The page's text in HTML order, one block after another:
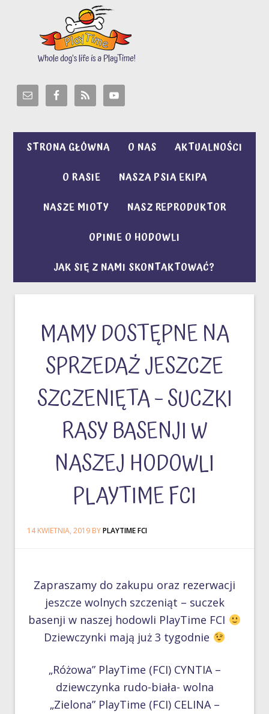
STRONA GŁÓWNA O NAS
AKTUALNOŚCI
O RASIE
NASZA PSIA EKIPA
NASZE MIOTY
NASZ REPRODUKTOR
OPINIE O HODOWLI
JAK SIĘ Z NAMI SKONTAKTOWAĆ?
MAMY DOSTĘPNE NA
SPRZEDAŻ JESZCZE
SZCZENIĘTA – SUCZKI
RASY BASENJI W
NASZEJ HODOWLI
PLAYTIME FCI
14 KWIETNIA, 2019 BYPLAYTIME FCI
Zapraszamy do zakupu oraz rezerwacji
jeszcze wolnych szczeniąt – suczek
basenji w naszej hodowli PlayTime FCI
Dziewczynki mają już 3 tygodnie
„Różowa” PlayTime (FCI) CYNTIA –
dziewczynka rudo-biała- wolna
„Zielona” PlayTime (FCI) CELINA –